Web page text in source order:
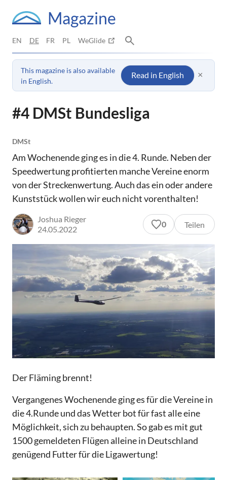
Magazine
EN DE FR PL WeGlide
This magazine is also available
in English.
Read in English ×
#4 DMSt Bundesliga
DMSt
Am Wochenende ging es in die 4. Runde. Neben der
Speedwertung profitierten manche Vereine enorm
von der Streckenwertung. Auch das ein oder andere
Kunststück wollen wir euch nicht vorenthalten!
Joshua Rieger
24.05.2022
0 Teilen
Der Fläming brennt!
Vergangenes Wochenende ging es für die Vereine in
die 4.Runde und das Wetter bot für fast alle eine
Möglichkeit, sich zu behaupten. So gab es mit gut
1500 gemeldeten Flügen alleine in Deutschland
genügend Futter für die Ligawertung!